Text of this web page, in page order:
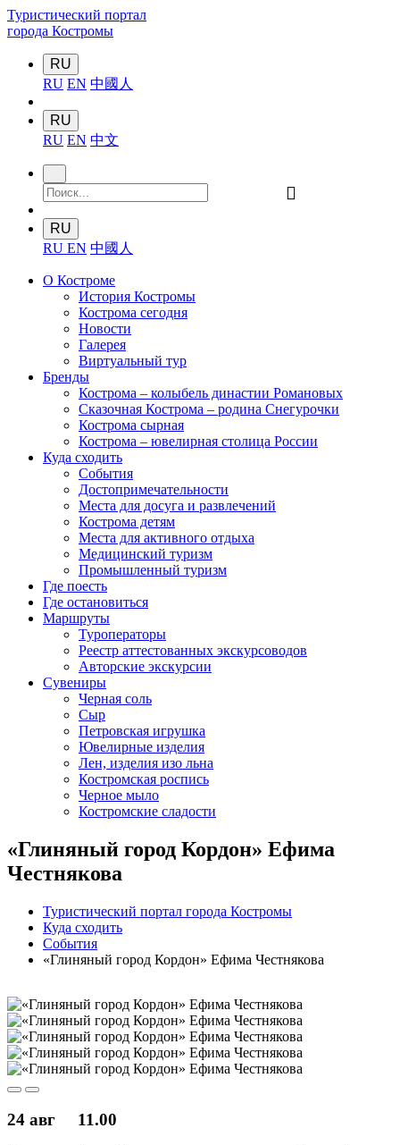
Туристический портал
города Костромы
RU
RU EN 中國人
RU
RU EN 中文
󰍉
RU
RU EN 中國人
О Костроме
История Костромы
Кострома сегодня
Новости
Галерея
Виртуальный тур
Бренды
Кострома – колыбель династии Романовых
Сказочная Кострома – родина Снегурочки
Кострома сырная
Кострома – ювелирная столица России
Куда сходить
События
Достопримечательности
Места для досуга и развлечений
Кострома детям
Места для активного отдыха
Медицинский туризм
Промышленный туризм
Где поесть
Где остановиться
Маршруты
Туроператоры
Реестр аттестованных экскурсоводов
Авторские экскурсии
Сувениры
Черная соль
Сыр
Петровская игрушка
Ювелирные изделия
Лен, изделия изо льна
Костромская роспись
Черное мыло
Костромские сладости
«Глиняный город Кордон» Ефима
Честнякова
Туристический портал города Костромы
Куда сходить
События
«Глиняный город Кордон» Ефима Честнякова
24 авг 11.00